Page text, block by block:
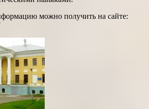
можно получить на сайте: